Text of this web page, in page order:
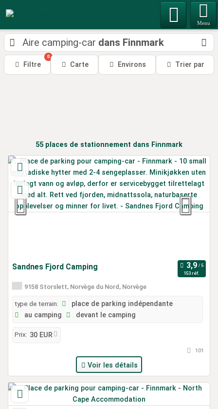
Menu
Aire camping-car dans Finnmark
Filtre
0
Carte Environs Trier par
55 places de stationnement dans Finnmark
Sandnes Fjord Camping
153 réf.
9158 Storslett, Norvège du Nord, Norvège
type de terrain:
place de parking indépendante
au camping
devant le camping
Prix: 30 EUR
101
Voir les détails